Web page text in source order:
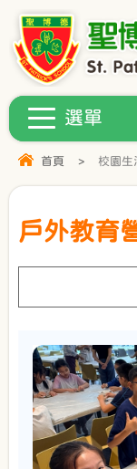
首頁 > 校園生
戶外教育